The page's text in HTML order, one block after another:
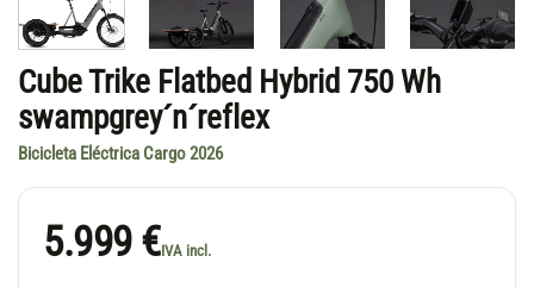
Cube Trike Flatbed Hybrid 750 Wh
swampgrey´n´reflex
Bicicleta Eléctrica Cargo 2026
5.999 €IVA incl.